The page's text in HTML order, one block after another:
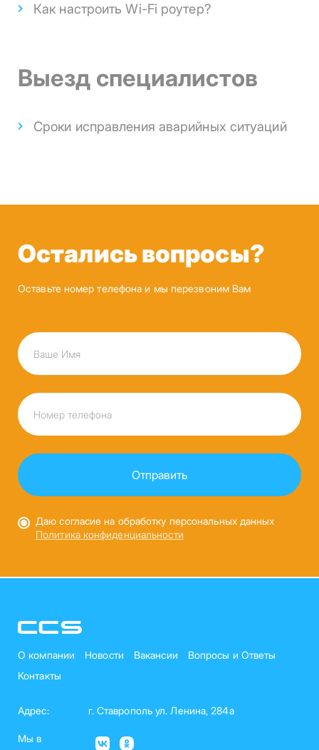
Как настроить Wi-Fi роутер?
Выезд специалистов
Сроки исправления аварийных ситуаций
Остались вопросы?
Оставьте номер телефона и мы перезвоним Вам
Даю согласие на обработку персональных данных
Политика конфиденциальности
О компании Новости Вакансии
Вопросы и Ответы
Контакты
Адрес: г. Ставрополь ул. Ленина, 284а
Мы в